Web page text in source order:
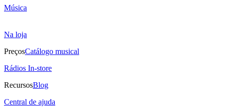
Música
Na loja
PreçosCatálogo musical
Rádios In-store
RecursosBlog
Central de ajuda